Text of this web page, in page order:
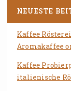
NEUESTE
Kaffee
Aromakaffee
Kaffee
italienische